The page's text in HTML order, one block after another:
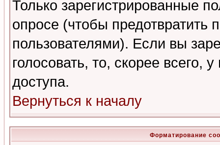
Только зарегистрированные
опросе (чтобы предотвратить
пользователями). Если вы
голосовать, то, скорее всего,
доступа.
Вернуться к началу
Форматирование